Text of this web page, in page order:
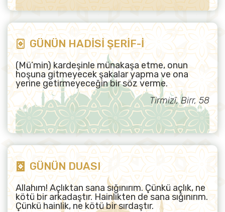
GÜNÜN HADİSİ ŞERİF-İ
(Mü’min) kardeşinle münakaşa etme, onun
hoşuna gitmeyecek şakalar yapma ve ona
yerine getirmeyeceğin bir söz verme.
Tirmizî, Birr, 58
GÜNÜN DUASI
Allahım! Açlıktan sana sığınırım. Çünkü açlık, ne
kötü bir arkadaştır. Hainlikten de sana sığınırım.
Çünkü hainlik, ne kötü bir sırdaştır.